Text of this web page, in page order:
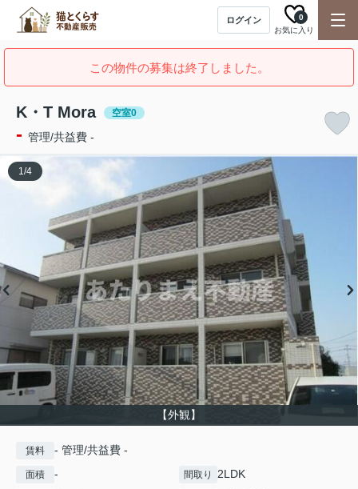
ログイン
お気に入り
0
この物件の募集は終了しました。
K・T Mora 空室0
- 管理/共益費 -
【外観】
1/4
賃料 - 管理/共益費 -
面積 - 間取り 2LDK